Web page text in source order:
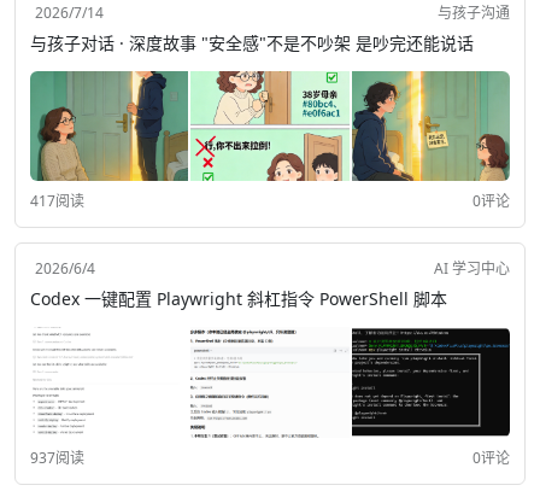
2026/7/14 与孩子沟通
与孩子对话 · 深度故事 "安全感"不是不吵架 是吵完还能说话
417阅读 0评论
2026/6/4 AI 学习中心
Codex 一键配置 Playwright 斜杠指令 PowerShell 脚本
937阅读 0评论